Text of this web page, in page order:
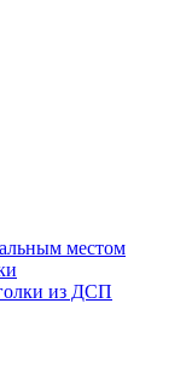
местом
из ДСП